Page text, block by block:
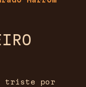
triste por